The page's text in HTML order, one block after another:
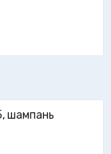
рамки
каталога.
шампань